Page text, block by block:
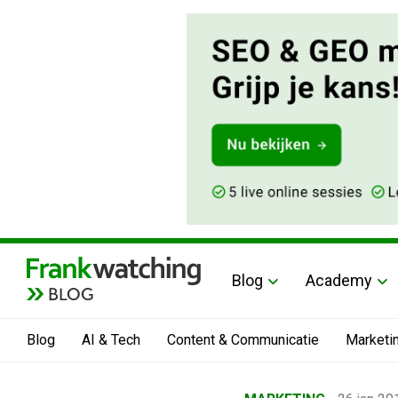
BLOG
Blog Academy
Blog AI & Tech Content & Communicatie